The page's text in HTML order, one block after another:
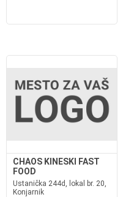
CHAOS KINESKI FAST
FOOD
Ustanička 244d, lokal br. 20,
Konjarnik